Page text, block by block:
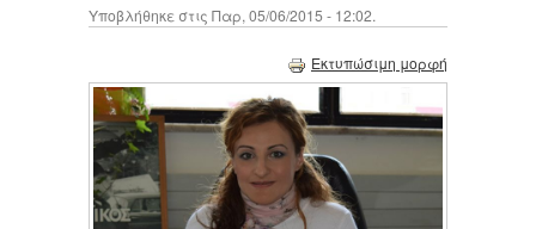
Υποβλήθηκε στις Παρ, 05/06/2015 - 12:02.
Εκτυπώσιμη μορφή